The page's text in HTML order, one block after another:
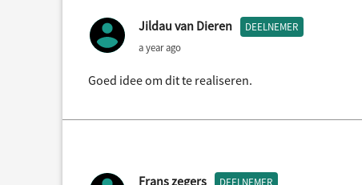
Jildau van Dieren DEELNEMER
a year ago
Goed idee om dit te realiseren.
Frans zegers DEELNEMER